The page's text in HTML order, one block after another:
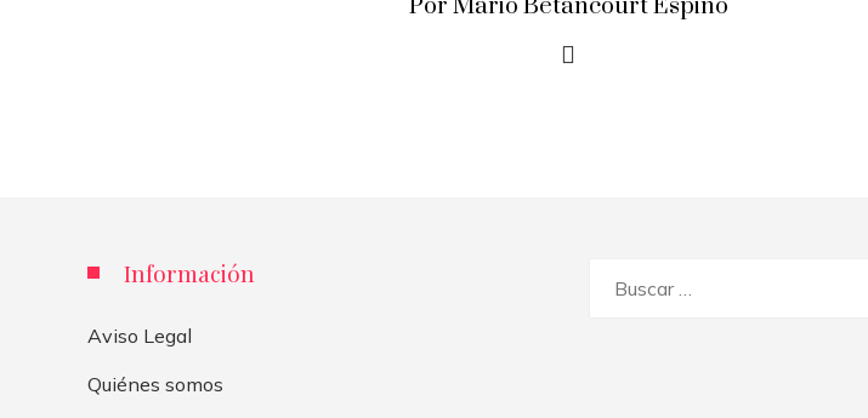
Por Mario Betancourt Espino
Información
Aviso Legal
Quiénes somos